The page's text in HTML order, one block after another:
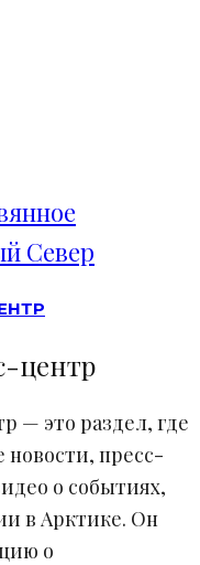
Север
центр
— это раздел, где
пресс-
о событиях,
в Арктике. Он
о